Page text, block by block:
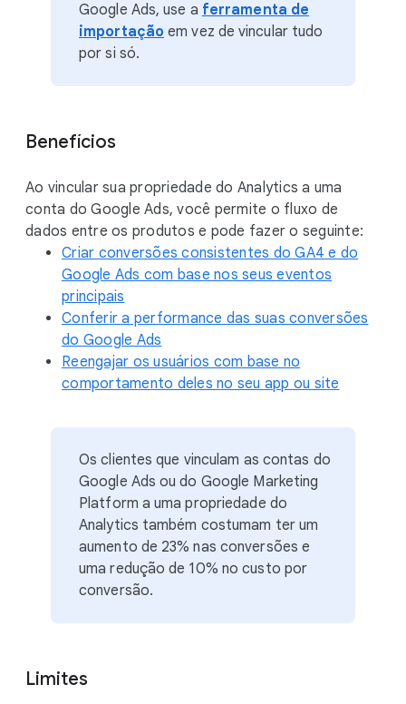
Google Ads, use a ferramenta de
importação em vez de vincular tudo
por si só.
Benefícios
Ao vincular sua propriedade do Analytics a uma
conta do Google Ads, você permite o fluxo de
dados entre os produtos e pode fazer o seguinte:
Criar conversões consistentes do GA4 e do
Google Ads com base nos seus eventos
principais
Conferir a performance das suas conversões
do Google Ads
Reengajar os usuários com base no
comportamento deles no seu app ou site
Os clientes que vinculam as contas do
Google Ads ou do Google Marketing
Platform a uma propriedade do
Analytics também costumam ter um
aumento de 23% nas conversões e
uma redução de 10% no custo por
conversão.
Limites